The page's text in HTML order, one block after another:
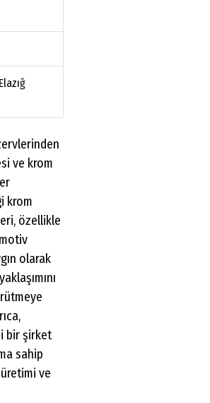
ve krom
krom
özellikle
olarak
bir şirket
sahip
ve